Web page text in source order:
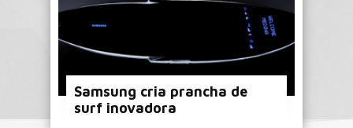
Samsung cria prancha de
surf inovadora